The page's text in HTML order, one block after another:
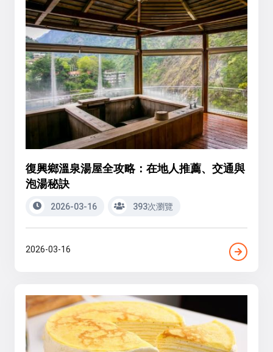
復興鄉溫泉湯屋全攻略：在地人推薦、交通與
泡湯秘訣
2026-03-16 393次瀏覽
2026-03-16